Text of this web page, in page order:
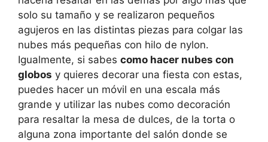
solo su tamaño y se realizaron pequeños
agujeros en las distintas piezas para colgar las
nubes más pequeñas con hilo de nylon.
Igualmente, si sabes como hacer nubes con
globos y quieres decorar una fiesta con estas,
puedes hacer un móvil en una escala más
grande y utilizar las nubes como decoración
para resaltar la mesa de dulces, de la torta o
alguna zona importante del salón donde se